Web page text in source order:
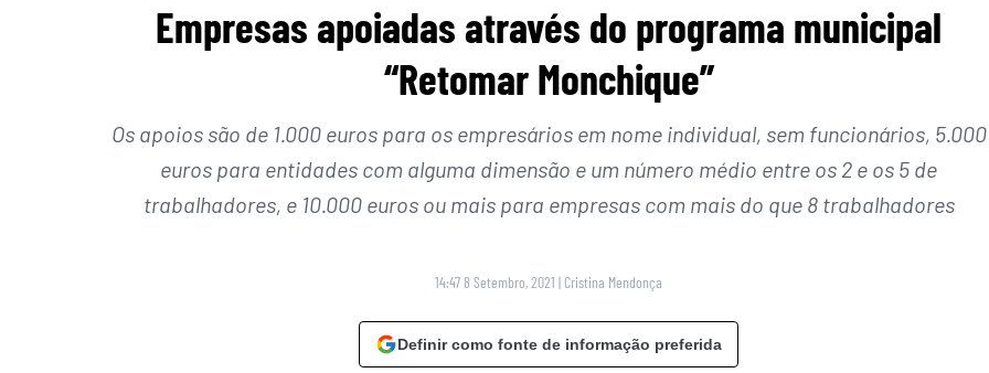
Empresas apoiadas através do programa municipal
“Retomar Monchique”
Os apoios são de 1.000 euros para os empresários em nome individual, sem funcionários, 5.000
euros para entidades com alguma dimensão e um número médio entre os 2 e os 5 de
trabalhadores, e 10.000 euros ou mais para empresas com mais do que 8 trabalhadores
14:47 8 Setembro, 2021 | Cristina Mendonça
Definir como fonte de informação preferida